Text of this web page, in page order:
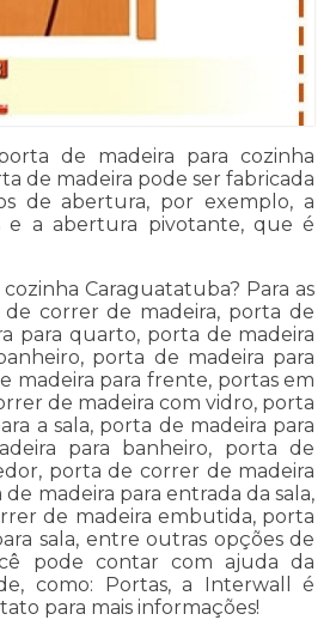
de madeira para cozinha
de madeira pode ser fabricada
de abertura, por exemplo, a
e a abertura pivotante, que é
Caraguatatuba? Para as
correr de madeira, porta de
para quarto, porta de madeira
porta de madeira para
madeira para frente, portas em
de madeira com vidro, porta
a sala, porta de madeira para
para banheiro, porta de
porta de correr de madeira
madeira para entrada da sala,
de madeira embutida, porta
sala, entre outras opções de
pode contar com ajuda da
como: Portas, a Interwall é
para mais informações!